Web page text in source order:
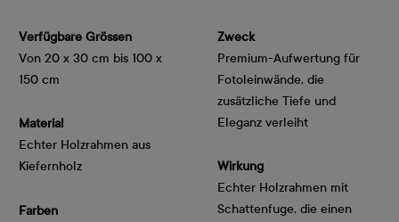
Verfügbare Grössen
Von 20 x 30 cm bis 100 x
150 cm
Material
Echter Holzrahmen aus
Kiefernholz
Farben
Zweck
Premium-Aufwertung für
Fotoleinwände, die
zusätzliche Tiefe und
Eleganz verleiht
Wirkung
Echter Holzrahmen mit
Schattenfuge, die einen